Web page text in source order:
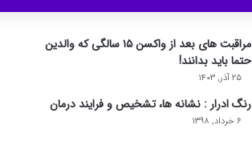
مراقبت های بعد از واکسن ۱۵ سالگی که والدین
حتما باید بدانند!
۲۵ آذر, ۱۴۰۳
رنگ ادرار : نشانه ها، تشخیص و فرایند درمان
۶ خرداد, ۱۳۹۸